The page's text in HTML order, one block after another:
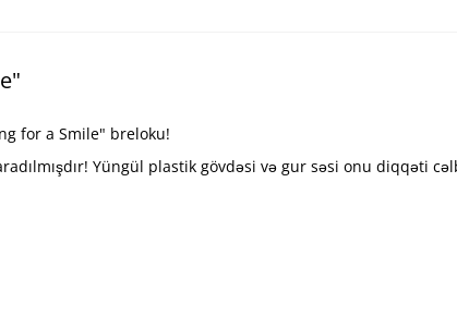
for a Smile" breloku!
Yüngül plastik gövdəsi və gur səsi onu diqqəti